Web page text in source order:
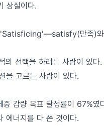
상실이다.
. 'Satisficing'—satisfy(만족)
의 선택을 하려는 사람이 있다
을 고르는 사람이 있다.
감량 목표 달성률이 67%였
너지를 다 쓴 것이다.